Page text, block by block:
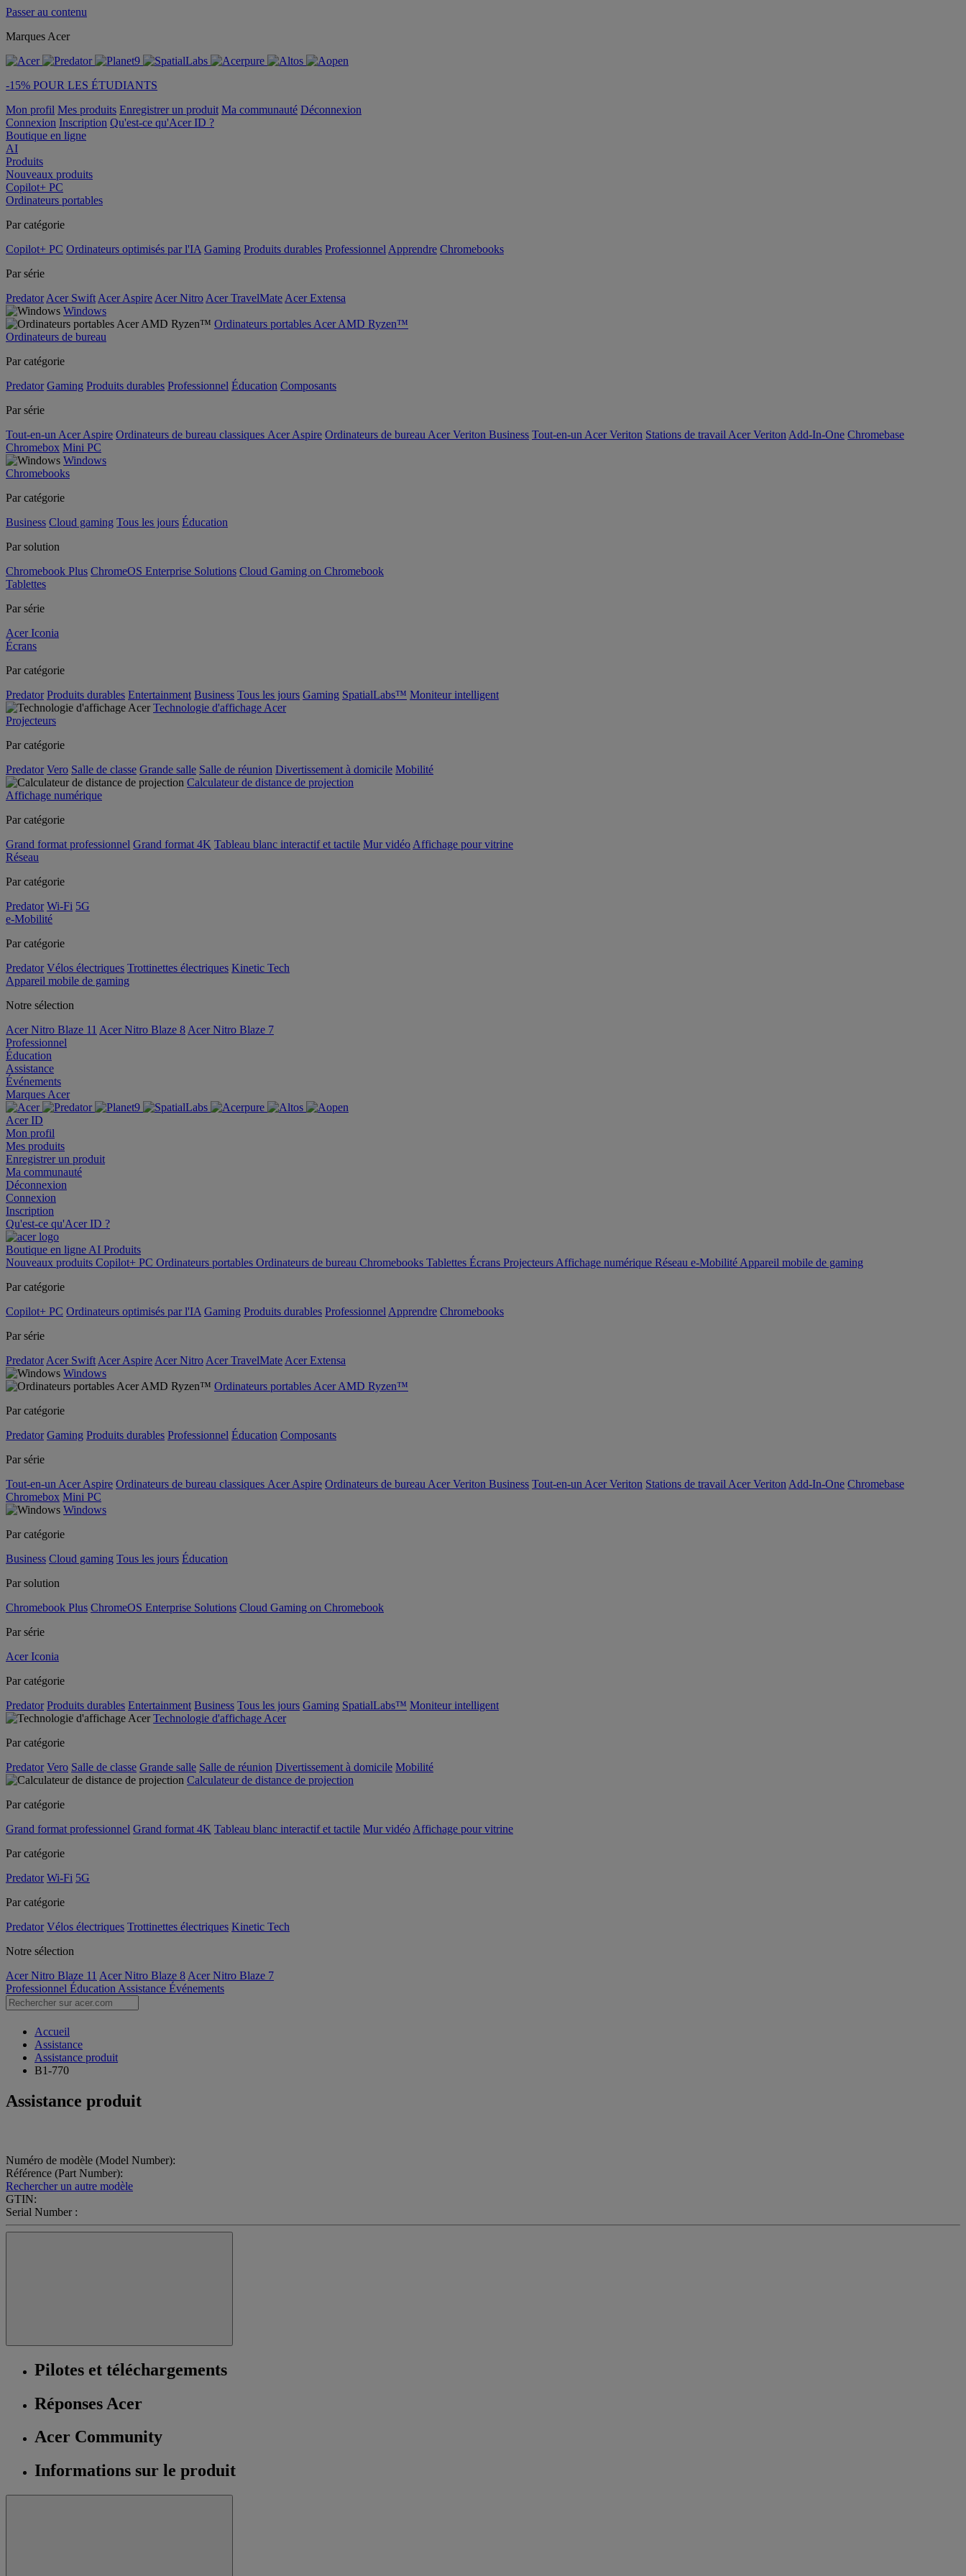
Passer au contenu
Marques Acer
-15% POUR LES ÉTUDIANTS
Mon profil Mes produits Enregistrer un produit Ma communauté Déconnexion
Connexion Inscription Qu'est-ce qu'Acer ID ?
Boutique en ligne
AI
Produits
Nouveaux produits
Copilot+ PC
Ordinateurs portables
Par catégorie
Copilot+ PC Ordinateurs optimisés par l'IA Gaming Produits durables Professionnel Apprendre Chromebooks
Par série
Predator Acer Swift Acer Aspire Acer Nitro Acer TravelMate Acer Extensa
Windows
Ordinateurs portables Acer AMD Ryzen™
Ordinateurs de bureau
Par catégorie
Predator Gaming Produits durables Professionnel Éducation Composants
Par série
Tout-en-un Acer Aspire Ordinateurs de bureau classiques Acer Aspire Ordinateurs de bureau Acer Veriton Business Tout-en-un Acer Veriton Stations de travail Acer Veriton Add-In-One Chromebase
Chromebox Mini PC
Windows
Chromebooks
Par catégorie
Business Cloud gaming Tous les jours Éducation
Par solution
Chromebook Plus ChromeOS Enterprise Solutions Cloud Gaming on Chromebook
Tablettes
Par série
Acer Iconia
Écrans
Par catégorie
Predator Produits durables Entertainment Business Tous les jours Gaming SpatialLabs™ Moniteur intelligent
Technologie d'affichage Acer
Projecteurs
Par catégorie
Predator Vero Salle de classe Grande salle Salle de réunion Divertissement à domicile Mobilité
Calculateur de distance de projection
Affichage numérique
Par catégorie
Grand format professionnel Grand format 4K Tableau blanc interactif et tactile Mur vidéo Affichage pour vitrine
Réseau
Par catégorie
Predator Wi-Fi 5G
e-Mobilité
Par catégorie
Predator Vélos électriques Trottinettes électriques Kinetic Tech
Appareil mobile de gaming
Notre sélection
Acer Nitro Blaze 11 Acer Nitro Blaze 8 Acer Nitro Blaze 7
Professionnel
Éducation
Assistance
Événements
Marques Acer
Acer ID
Mon profil
Mes produits
Enregistrer un produit
Ma communauté
Déconnexion
Connexion
Inscription
Qu'est-ce qu'Acer ID ?
Boutique en ligne AI Produits
Nouveaux produits Copilot+ PC Ordinateurs portables Ordinateurs de bureau Chromebooks Tablettes Écrans Projecteurs Affichage numérique Réseau e-Mobilité Appareil mobile de gaming
Par catégorie
Copilot+ PC Ordinateurs optimisés par l'IA Gaming Produits durables Professionnel Apprendre Chromebooks
Par série
Predator Acer Swift Acer Aspire Acer Nitro Acer TravelMate Acer Extensa
Windows
Ordinateurs portables Acer AMD Ryzen™
Par catégorie
Predator Gaming Produits durables Professionnel Éducation Composants
Par série
Tout-en-un Acer Aspire Ordinateurs de bureau classiques Acer Aspire Ordinateurs de bureau Acer Veriton Business Tout-en-un Acer Veriton Stations de travail Acer Veriton Add-In-One Chromebase
Chromebox Mini PC
Windows
Par catégorie
Business Cloud gaming Tous les jours Éducation
Par solution
Chromebook Plus ChromeOS Enterprise Solutions Cloud Gaming on Chromebook
Par série
Acer Iconia
Par catégorie
Predator Produits durables Entertainment Business Tous les jours Gaming SpatialLabs™ Moniteur intelligent
Technologie d'affichage Acer
Par catégorie
Predator Vero Salle de classe Grande salle Salle de réunion Divertissement à domicile Mobilité
Calculateur de distance de projection
Par catégorie
Grand format professionnel Grand format 4K Tableau blanc interactif et tactile Mur vidéo Affichage pour vitrine
Par catégorie
Predator Wi-Fi 5G
Par catégorie
Predator Vélos électriques Trottinettes électriques Kinetic Tech
Notre sélection
Acer Nitro Blaze 11 Acer Nitro Blaze 8 Acer Nitro Blaze 7
Professionnel Éducation Assistance Événements
Accueil
Assistance
Assistance produit
B1-770
Assistance produit
Numéro de modèle (Model Number):
Référence (Part Number):
Rechercher un autre modèle
GTIN:
Serial Number :
Pilotes et téléchargements
Réponses Acer
Acer Community
Informations sur le produit